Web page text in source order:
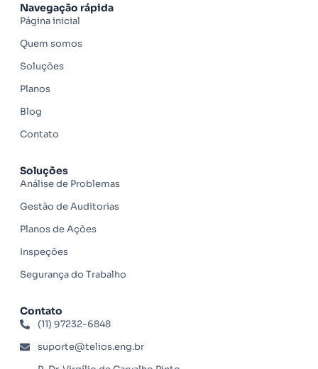
Navegação rápida
Página inicial
Quem somos
Soluções
Planos
Blog
Contato
Soluções
Análise de Problemas
Gestão de Auditorias
Planos de Ações
Inspeções
Segurança do Trabalho
Contato
(11) 97232-6848
suporte@telios.eng.br